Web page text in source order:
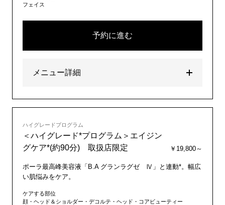
フェイス
予約に進む
メニュー詳細
ハイグレードプログラム
＜ハイグレード*プログラム＞エイジン
グケア*(約90分) 取扱店限定
￥19,800～
ポーラ最高峰美容液「B.A グランラグゼ Ⅳ」と連動*。幅広
い肌悩みをケア。
ケアする部位
顔・ヘッド＆ショルダー・デコルテ・ヘッド・コアビューティー